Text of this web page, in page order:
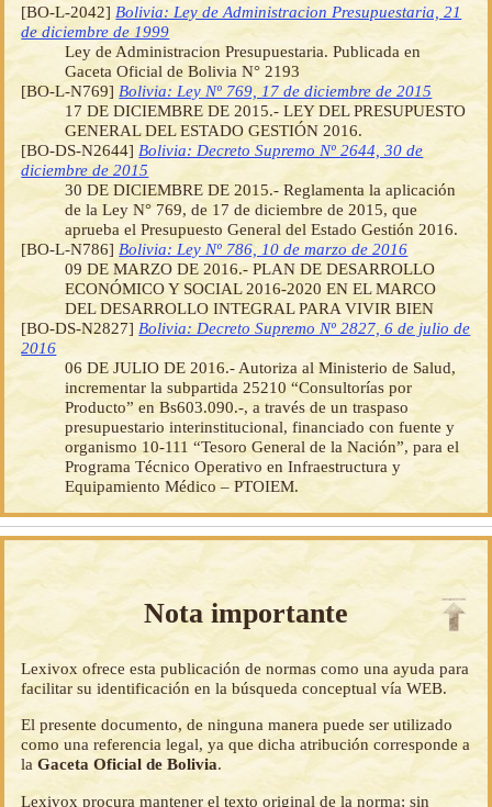
[BO-L-2042] Bolivia: Ley de Administracion Presupuestaria, 21
de diciembre de 1999
Ley de Administracion Presupuestaria. Publicada en
Gaceta Oficial de Bolivia N° 2193
[BO-L-N769] Bolivia: Ley Nº 769, 17 de diciembre de 2015
17 DE DICIEMBRE DE 2015.- LEY DEL PRESUPUESTO
GENERAL DEL ESTADO GESTIÓN 2016.
[BO-DS-N2644] Bolivia: Decreto Supremo Nº 2644, 30 de
diciembre de 2015
30 DE DICIEMBRE DE 2015.- Reglamenta la aplicación
de la Ley N° 769, de 17 de diciembre de 2015, que
aprueba el Presupuesto General del Estado Gestión 2016.
[BO-L-N786] Bolivia: Ley Nº 786, 10 de marzo de 2016
09 DE MARZO DE 2016.- PLAN DE DESARROLLO
ECONÓMICO Y SOCIAL 2016-2020 EN EL MARCO
DEL DESARROLLO INTEGRAL PARA VIVIR BIEN
[BO-DS-N2827] Bolivia: Decreto Supremo Nº 2827, 6 de julio de
2016
06 DE JULIO DE 2016.- Autoriza al Ministerio de Salud,
incrementar la subpartida 25210 “Consultorías por
Producto” en Bs603.090.-, a través de un traspaso
presupuestario interinstitucional, financiado con fuente y
organismo 10-111 “Tesoro General de la Nación”, para el
Programa Técnico Operativo en Infraestructura y
Equipamiento Médico – PTOIEM.
Nota importante
Lexivox ofrece esta publicación de normas como una ayuda para
facilitar su identificación en la búsqueda conceptual vía WEB.
El presente documento, de ninguna manera puede ser utilizado
como una referencia legal, ya que dicha atribución corresponde a
laGaceta Oficial de Bolivia.
Lexivox procura mantener el texto original de la norma; sin